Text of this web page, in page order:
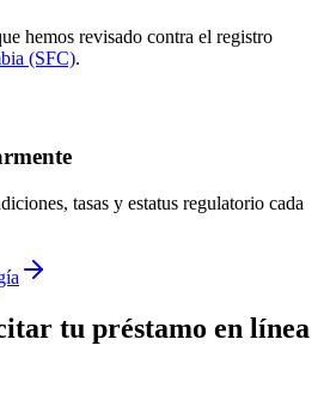
hemos revisado contra el registro
(SFC).
tasas y estatus regulatorio cada
tu préstamo en línea